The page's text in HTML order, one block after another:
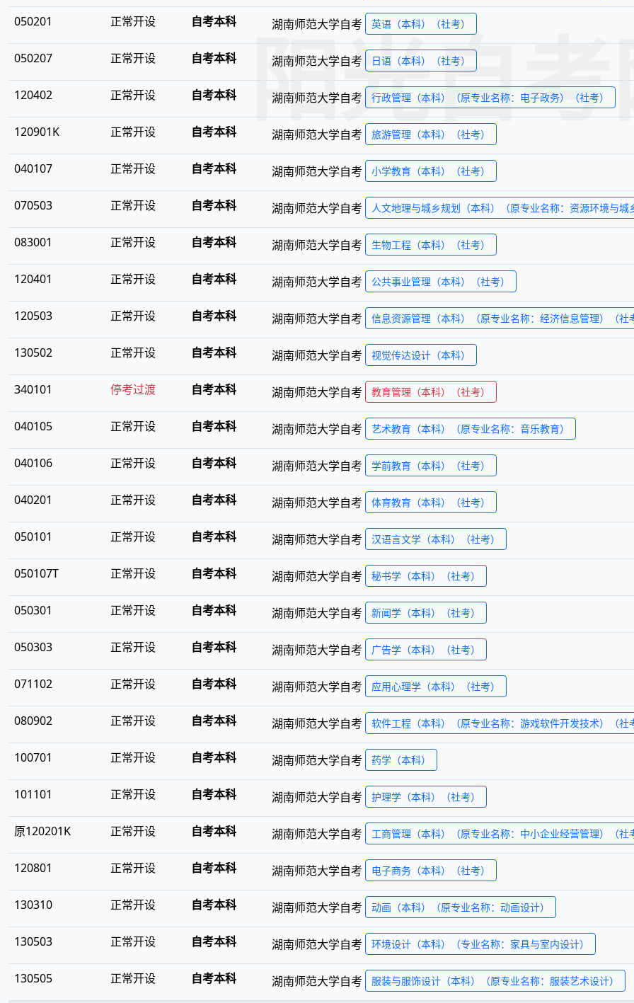
阳光自
050201 正常开设 自考本科 湖南师范大学自考 英语（本科）（社考）
050207 正常开设 自考本科 湖南师范大学自考 日语（本科）（社考）
120402 正常开设 自考本科 湖南师范大学自考 行政管理（本科）（原专业名称：电子政务）（社考）
120901K 正常开设 自考本科 湖南师范大学自考 旅游管理（本科）（社考）
040107 正常开设 自考本科 湖南师范大学自考 小学教育（本科）（社考）
070503 正常开设 自考本科 湖南师范大学自考 人文地理与城乡规划（本科）（原专业名称：资源环境与城
083001 正常开设 自考本科 湖南师范大学自考 生物工程（本科）（社考）
120401 正常开设 自考本科 湖南师范大学自考 公共事业管理（本科）（社考）
120503 正常开设 自考本科 湖南师范大学自考 信息资源管理（本科）（原专业名称：经济信息管理）（社
130502 正常开设 自考本科 湖南师范大学自考 视觉传达设计（本科）
340101 停考过渡 自考本科 湖南师范大学自考 教育管理（本科）（社考）
040105 正常开设 自考本科 湖南师范大学自考 艺术教育（本科）（原专业名称：音乐教育）
040106 正常开设 自考本科 湖南师范大学自考 学前教育（本科）（社考）
040201 正常开设 自考本科 湖南师范大学自考 体育教育（本科）（社考）
050101 正常开设 自考本科 湖南师范大学自考 汉语言文学（本科）（社考）
050107T 正常开设 自考本科 湖南师范大学自考 秘书学（本科）（社考）
050301 正常开设 自考本科 湖南师范大学自考 新闻学（本科）（社考）
050303 正常开设 自考本科 湖南师范大学自考 广告学（本科）（社考）
071102 正常开设 自考本科 湖南师范大学自考 应用心理学（本科）（社考）
080902 正常开设 自考本科 湖南师范大学自考 软件工程（本科）（原专业名称：游戏软件开发技术）（社
100701 正常开设 自考本科 湖南师范大学自考 药学（本科）
101101 正常开设 自考本科 湖南师范大学自考 护理学（本科）（社考）
原120201K 正常开设 自考本科 湖南师范大学自考 工商管理（本科）（原专业名称：中小企业经营管理）（社
120801 正常开设 自考本科 湖南师范大学自考 电子商务（本科）（社考）
130310 正常开设 自考本科 湖南师范大学自考 动画（本科）（原专业名称：动画设计）
130503 正常开设 自考本科 湖南师范大学自考 环境设计（本科）（专业名称：家具与室内设计）
130505 正常开设 自考本科 湖南师范大学自考 服装与服饰设计（本科）（原专业名称：服装艺术设计）